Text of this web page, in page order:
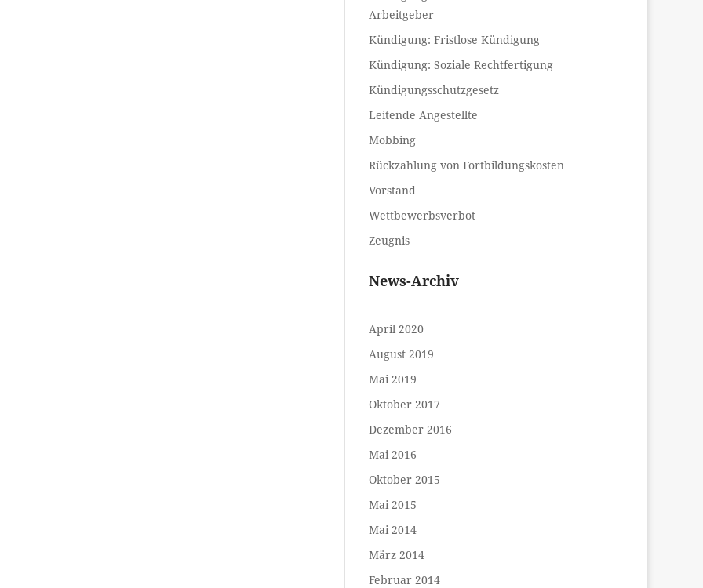
Arbeitgeber
Kündigung: Fristlose Kündigung
Kündigung: Soziale Rechtfertigung
Kündigungsschutzgesetz
Leitende Angestellte
Mobbing
Rückzahlung von Fortbildungskosten
Vorstand
Wettbewerbsverbot
Zeugnis
News-Archiv
April 2020
August 2019
Mai 2019
Oktober 2017
Dezember 2016
Mai 2016
Oktober 2015
Mai 2015
Mai 2014
März 2014
Februar 2014